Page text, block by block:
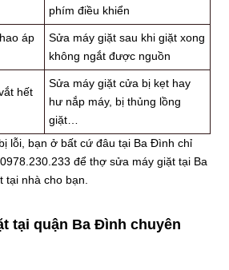
phím điều khiển
áp
Sửa máy giặt sau khi giặt xong
không ngắt được nguồn
hết
Sửa máy giặt cửa bị kẹt hay
hư nắp máy, bị thủng lồng
giặt…
lỗi, bạn ở bất cứ đâu tại Ba Đình chỉ
để thợ sửa máy giặt tại Ba
tại nhà cho bạn.
tại quận Ba Đình chuyên